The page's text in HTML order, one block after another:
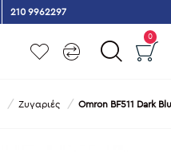
210 9962297
0
Ζυγαριές Omron BF511 Dark